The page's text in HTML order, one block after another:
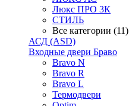
Люкс ПРО 3К
СТИЛЬ
Все категории (11)
АСД (ASD)
Входные двери Браво
Bravo N
Bravo R
Bravo L
Термодвери